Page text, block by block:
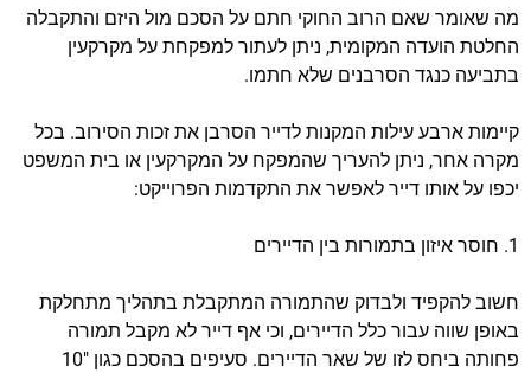
מה שאומר שאם הרוב החוקי חתם על הסכם מול היזם והתקבלה
החלטת הועדה המקומית, ניתן לעתור למפקחת על מקרקעין
בתביעה כנגד הסרבנים שלא חתמו.
קיימות ארבע עילות המקנות לדייר הסרבן את זכות הסירוב. בכל
מקרה אחר, ניתן להעריך שהמפקח על המקרקעין או בית המשפט
יכפו על אותו דייר לאפשר את התקדמות הפרוייקט:
1. חוסר איזון בתמורות בין הדיירים
חשוב להקפיד ולבדוק שהתמורה המתקבלת בתהליך מתחלקת
באופן שווה עבור כלל הדיירים, וכי אף דייר לא מקבל תמורה
פחותה ביחס לזו של שאר הדיירים. סעיפים בהסכם כגון "10